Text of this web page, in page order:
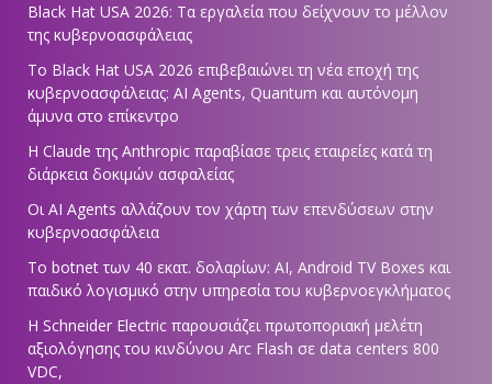
Black Hat USA 2026: Τα εργαλεία που δείχνουν το μέλλον
της κυβερνοασφάλειας
Το Black Hat USA 2026 επιβεβαιώνει τη νέα εποχή της
κυβερνοασφάλειας: AI Agents, Quantum και αυτόνομη
άμυνα στο επίκεντρο
Η Claude της Anthropic παραβίασε τρεις εταιρείες κατά τη
διάρκεια δοκιμών ασφαλείας
Οι AI Agents αλλάζουν τον χάρτη των επενδύσεων στην
κυβερνοασφάλεια
Το botnet των 40 εκατ. δολαρίων: AI, Android TV Boxes και
παιδικό λογισμικό στην υπηρεσία του κυβερνοεγκλήματος
Η Schneider Electric παρουσιάζει πρωτοποριακή μελέτη
αξιολόγησης του κινδύνου Arc Flash σε data centers 800
VDC,